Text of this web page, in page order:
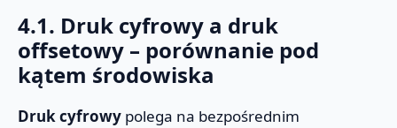
4.1. Druk cyfrowy a druk
offsetowy – porównanie pod
kątem środowiska
Druk cyfrowy polega na bezpośrednim